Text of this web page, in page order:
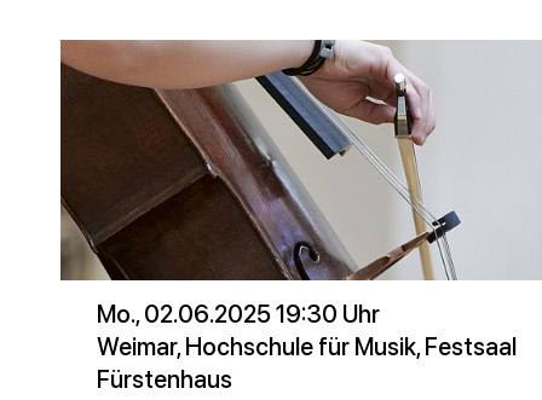
Mo., 02.06.2025 19:30 Uhr
Weimar, Hochschule für Musik, Festsaal
Fürstenhaus